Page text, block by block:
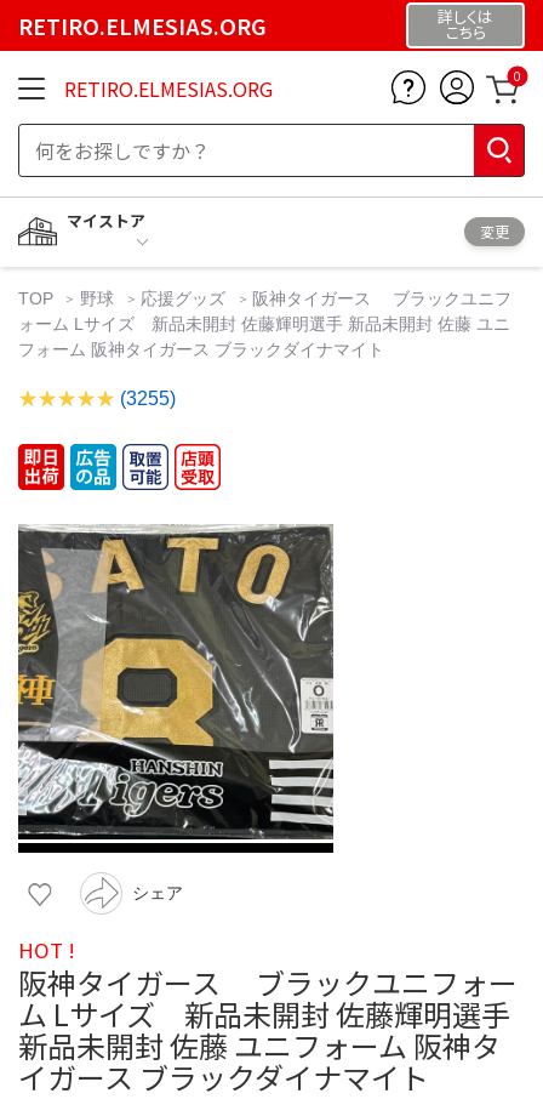
RETIRO.ELMESIAS.ORG 詳しくは
こちら
RETIRO.ELMESIAS.ORG 0
マイストア
変更
TOP 野球 応援グッズ
阪神タイガース ブラックユニフ
ォーム Lサイズ 新品未開封 佐藤輝明選手 新品未開封 佐藤 ユニ
フォーム 阪神タイガース ブラックダイナマイト
(3255)
シェア
HOT !
阪神タイガース ブラックユニフォー
ム Lサイズ 新品未開封 佐藤輝明選手
新品未開封 佐藤 ユニフォーム 阪神タ
イガース ブラックダイナマイト